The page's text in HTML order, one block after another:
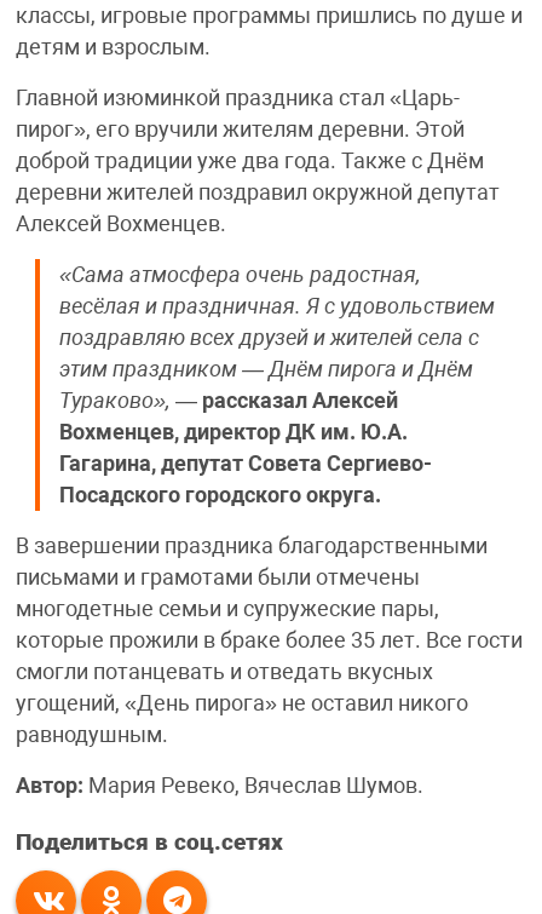
классы, игровые программы пришлись по душе и
детям и взрослым.
Главной изюминкой праздника стал «Царь-
пирог», его вручили жителям деревни. Этой
доброй традиции уже два года. Также с Днём
деревни жителей поздравил окружной депутат
Алексей Вохменцев.
«Сама атмосфера очень радостная,
весёлая и праздничная. Я с удовольствием
поздравляю всех друзей и жителей села с
этим праздником — Днём пирога и Днём
Тураково», — рассказал Алексей
Вохменцев, директор ДК им. Ю.А.
Гагарина, депутат Совета Сергиево-
Посадского городского округа.
В завершении праздника благодарственными
письмами и грамотами были отмечены
многодетные семьи и супружеские пары,
которые прожили в браке более 35 лет. Все гости
смогли потанцевать и отведать вкусных
угощений, «День пирога» не оставил никого
равнодушным.
Автор: Мария Ревеко, Вячеслав Шумов.
Поделиться в соц.сетях